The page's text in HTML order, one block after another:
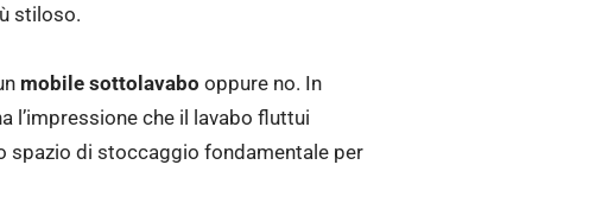
stiloso.
mobile sottolavabo oppure no. In
l’impressione che il lavabo fluttui
spazio di stoccaggio fondamentale per